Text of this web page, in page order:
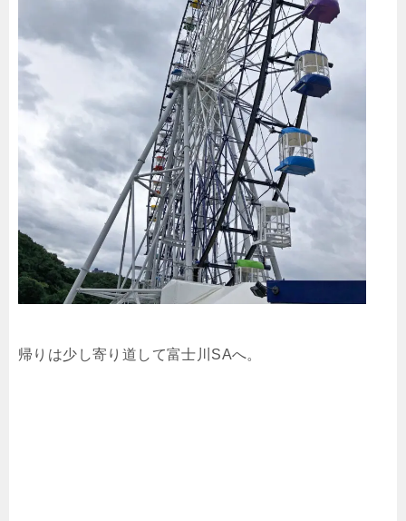
帰りは少し寄り道して富士川SAへ。